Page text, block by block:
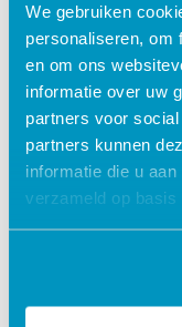
We gebruiken
personaliseren, om
en om ons
informatie over uw
partners voor
partners kunnen
informatie die u
verzameld op
Jouw data